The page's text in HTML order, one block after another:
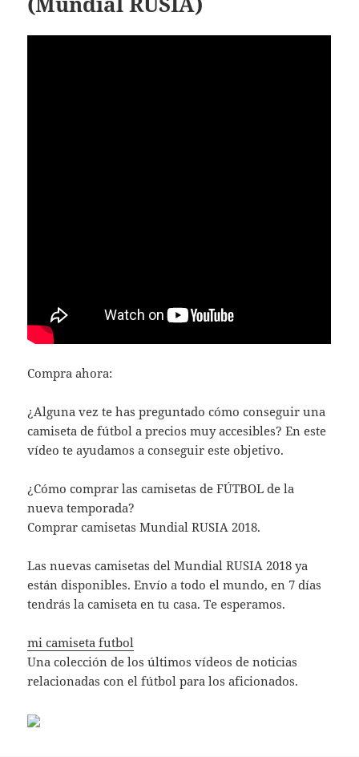
Compra ahora:
¿Alguna vez te has preguntado cómo conseguir una
camiseta de fútbol a precios muy accesibles? En este
vídeo te ayudamos a conseguir este objetivo.
¿Cómo comprar las camisetas de FÚTBOL de la
nueva temporada?
Comprar camisetas Mundial RUSIA 2018.
Las nuevas camisetas del Mundial RUSIA 2018 ya
están disponibles. Envío a todo el mundo, en 7 días
tendrás la camiseta en tu casa. Te esperamos.
mi camiseta futbol
Una colección de los últimos vídeos de noticias
relacionadas con el fútbol para los aficionados.